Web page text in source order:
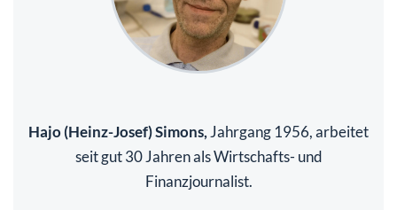
Hajo (Heinz-Josef) Simons, Jahrgang 1956, arbeitet
seit gut 30 Jahren als Wirtschafts- und
Finanzjournalist.